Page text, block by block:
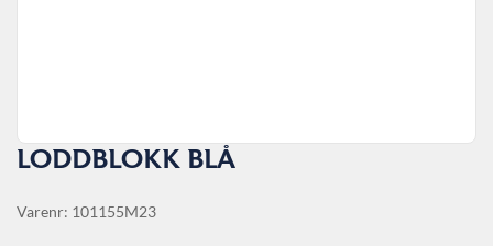
LODDBLOKK BLÅ
Varenr: 101155M23